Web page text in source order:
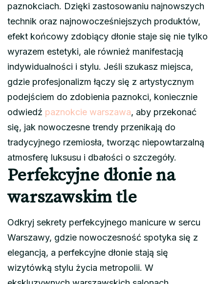
paznokciach. Dzięki zastosowaniu najnowszych
technik oraz najnowocześniejszych produktów,
efekt końcowy zdobiący dłonie staje się nie tylko
wyrazem estetyki, ale również manifestacją
indywidualności i stylu. Jeśli szukasz miejsca,
gdzie profesjonalizm łączy się z artystycznym
podejściem do zdobienia paznokci, koniecznie
odwiedź paznokcie warszawa, aby przekonać
się, jak nowoczesne trendy przenikają do
tradycyjnego rzemiosła, tworząc niepowtarzalną
atmosferę luksusu i dbałości o szczegóły.
Perfekcyjne dłonie na
warszawskim tle
Odkryj sekrety perfekcyjnego manicure w sercu
Warszawy, gdzie nowoczesność spotyka się z
elegancją, a perfekcyjne dłonie stają się
wizytówką stylu życia metropolii. W